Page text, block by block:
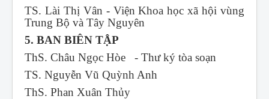
TS. Lài Thị Vân - Viện Khoa học xã hội vùng
Trung Bộ và Tây Nguyên
5. BAN BIÊN TẬP
ThS. Châu Ngọc Hòe - Thư ký tòa soạn
TS. Nguyễn Vũ Quỳnh Anh
ThS. Phan Xuân Thủy